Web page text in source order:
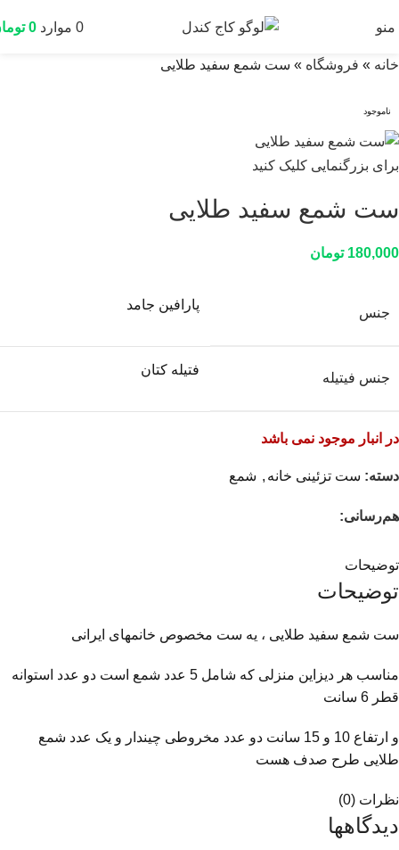
منو 0 موارد 0
خانه » فروشگاه » ست شمع سفید طلایی
ناموجود
برای بزرگنمایی کلیک کنید
ست شمع سفید طلایی
180,000 تومان
جنس
پارافین جامد
جنس فیتیله
فتیله کتان
در انبار موجود نمی باشد
دسته: ست تزئینی خانه , شمع
هم‌رسانی:
توضیحات
توضیحات
ست شمع سفید طلایی ، یه ست مخصوص خانمهای ایرانی
مناسب هر دیزاین منزلی که شامل 5 عدد شمع است دو عدد استوانه
قطر 6 سانت
و ارتفاع 10 و 15 سانت دو عدد مخروطی چیندار و یک عدد شمع
طلایی طرح صدف هست
نظرات (0)
دیدگاهها